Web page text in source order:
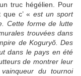
truc hégélien. Pour
c’ « est un sport
Cette forme de lutte
trouvées dans
de Koguryŏ. Des
dans le pays en été
de montrer leur
du tournoi